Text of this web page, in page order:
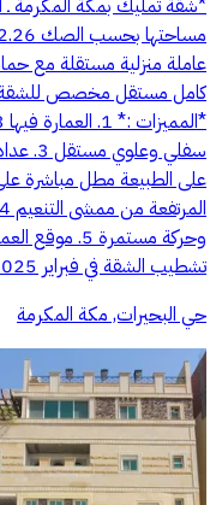
*شقة تمليك بمكة المكرمة ـ
عاملة منزلية مستقلة مع
كامل مستقل مخصص للشقة
تشطيب الشقة في فبراير 2025 7. مقبولة لدى البنك
حي البحيرات, مكة المكرمة